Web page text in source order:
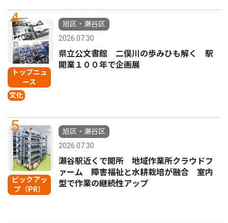
4
トップニュ
ース
文化
旭区・瀬谷区
2026.07.30
県立公文書館 二俣川の歩みひも解く 駅
開業１００年で企画展
5
ピックアッ
プ（PR）
旭区・瀬谷区
2026.07.30
瀬谷駅近くで開所 地域作業所クラウドフ
ァーム 障害福祉と水耕栽培が融合 室内
型で作業の継続性アップ